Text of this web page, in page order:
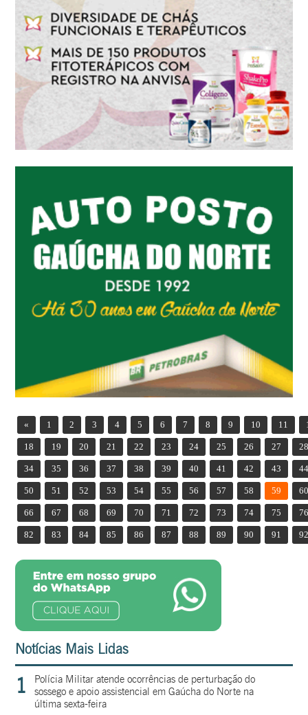
« 1 2 3 4 5 6 7 8 9 10 11
18 19 20 21 22 23 24 25 26 27
34 35 36 37 38 39 40 41 42 43
50 51 52 53 54 55 56 57 58 59
66 67 68 69 70 71 72 73 74 75
82 83 84 85 86 87 88 89 90 91
Notícias Mais Lidas
1
Polícia Militar atende ocorrências de perturbação do
sossego e apoio assistencial em Gaúcha do Norte na
última sexta-feira